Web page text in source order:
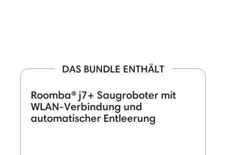
DAS BUNDLE ENTHÄLT
Roomba® j7+ Saugroboter mit
WLAN-Verbindung und
automatischer Entleerung